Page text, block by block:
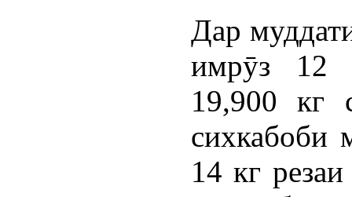
Дар
имрӯз 12
19,900 кг
сихкабоби
14 кг